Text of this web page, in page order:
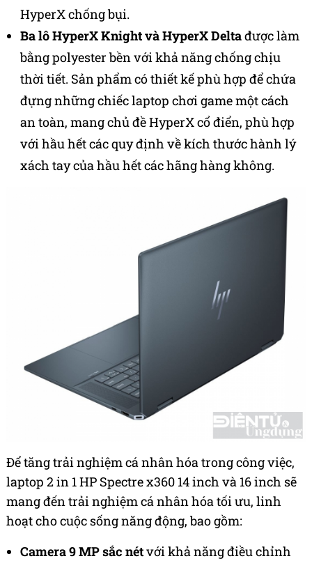
HyperX chống bụi.
Ba lô HyperX Knight và HyperX Deltađược làm
bằng polyester bền với khả năng chống chịu
thời tiết. Sản phẩm có thiết kế phù hợp để chứa
đựng những chiếc laptop chơi game một cách
an toàn, mang chủ đề HyperX cổ điển, phù hợp
với hầu hết các quy định về kích thước hành lý
xách tay của hầu hết các hãng hàng không.
Để tăng trải nghiệm cá nhân hóa trong công việc,
laptop 2 in 1 HP Spectre x360 14 inch và 16 inch sẽ
mang đến trải nghiệm cá nhân hóa tối ưu, linh
hoạt cho cuộc sống năng động, bao gồm:
Camera 9 MP sắc nétvới khả năng điều chỉnh